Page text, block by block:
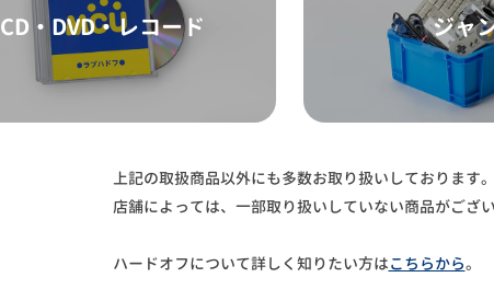
CD・DVD・レコード ジャ
上記の取扱商品以外にも多数お取り扱いしております
店舗によっては、一部取り扱いしていない商品がござ
ハードオフについて詳しく知りたい方はこちらから。